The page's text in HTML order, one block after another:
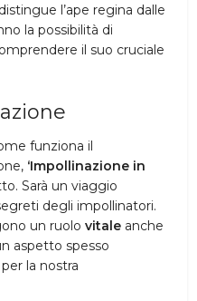
l’ape regina dalle
la possibilità di
il suo cruciale
funziona il
‘Impollinazione in
Sarà un viaggio
degli impollinatori.
un ruolovitale anche
aspetto spesso
la nostra